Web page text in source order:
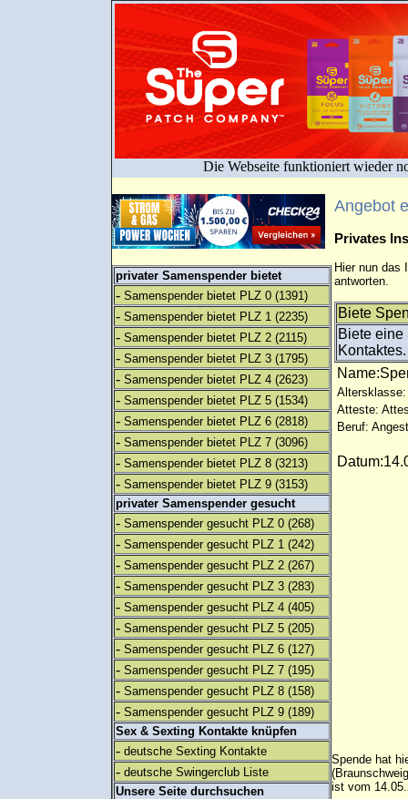
Die Webseite funktioniert wieder
privater Samenspender bietet
- Samenspender bietet PLZ 0 (1391)
- Samenspender bietet PLZ 1 (2235)
- Samenspender bietet PLZ 2 (2115)
- Samenspender bietet PLZ 3 (1795)
- Samenspender bietet PLZ 4 (2623)
- Samenspender bietet PLZ 5 (1534)
- Samenspender bietet PLZ 6 (2818)
- Samenspender bietet PLZ 7 (3096)
- Samenspender bietet PLZ 8 (3213)
- Samenspender bietet PLZ 9 (3153)
privater Samenspender gesucht
- Samenspender gesucht PLZ 0 (268)
- Samenspender gesucht PLZ 1 (242)
- Samenspender gesucht PLZ 2 (267)
- Samenspender gesucht PLZ 3 (283)
- Samenspender gesucht PLZ 4 (405)
- Samenspender gesucht PLZ 5 (205)
- Samenspender gesucht PLZ 6 (127)
- Samenspender gesucht PLZ 7 (195)
- Samenspender gesucht PLZ 8 (158)
- Samenspender gesucht PLZ 9 (189)
Sex & Sexting Kontakte knüpfen
- deutsche Sexting Kontakte
- deutsche Swingerclub Liste
Unsere Seite durchsuchen
Angebot
Privates
Hier nun das
antworten.
Biete
Biete
Altersklasse:
Atteste:
Beruf:
Spende hat
ist vom